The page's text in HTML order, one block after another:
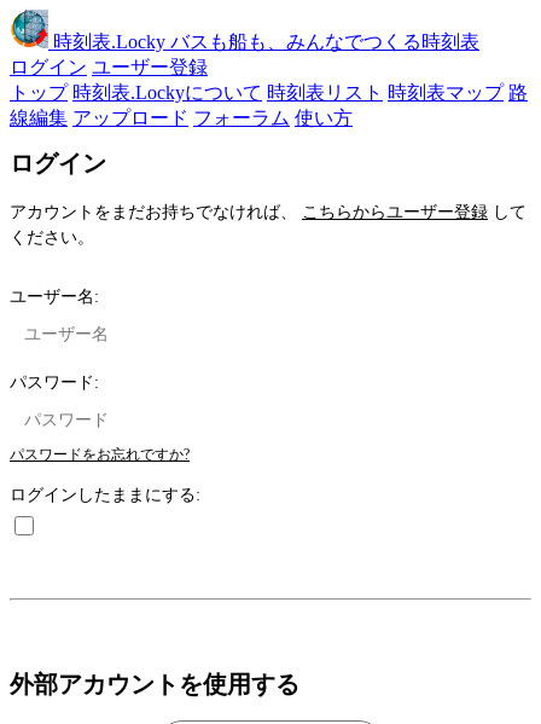
時刻表.Locky バスも船も、みんなでつくる時刻表
ログイン ユーザー登録
トップ 時刻表.Lockyについて 時刻表リスト 時刻表マップ 路
線編集 アップロード フォーラム 使い方
ログイン
アカウントをまだお持ちでなければ、 こちらからユーザー登録 して
ください。
ユーザー名:
パスワード:
パスワードをお忘れですか?
ログインしたままにする:
外部アカウントを使用する